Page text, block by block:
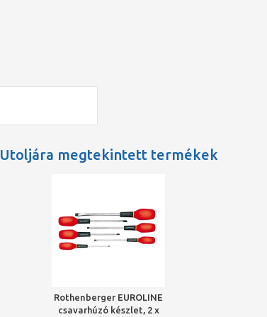
Utoljára megtekintett termékek
Rothenberger EUROLINE
csavarhúzó készlet, 2 x